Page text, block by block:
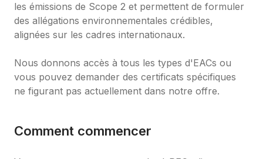
les émissions de Scope 2 et permettent de formuler
des allégations environnementales crédibles,
alignées sur les cadres internationaux.
Nous donnons accès à tous les types d'EACs ou
vous pouvez demander des certificats spécifiques
ne figurant pas actuellement dans notre offre.
Comment commencer